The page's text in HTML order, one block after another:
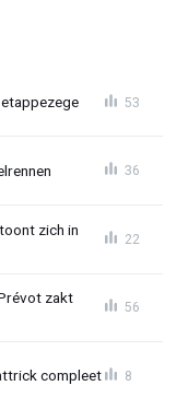
53
36
zich in
22
zakt
56
compleet 8